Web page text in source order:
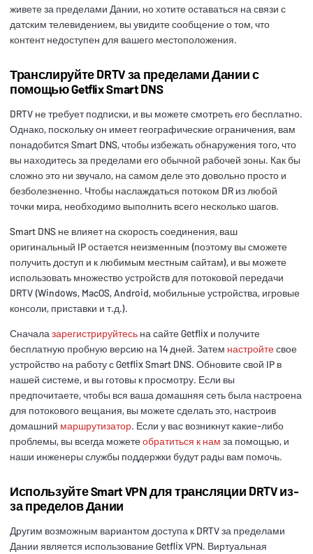
живете за пределами Дании, но хотите оставаться на связи с
датским телевидением, вы увидите сообщение о том, что
контент недоступен для вашего местоположения.
Транслируйте DRTV за пределами Дании с
помощью Getflix Smart DNS
DRTV не требует подписки, и вы можете смотреть его бесплатно.
Однако, поскольку он имеет географические ограничения, вам
понадобится Smart DNS, чтобы избежать обнаружения того, что
вы находитесь за пределами его обычной рабочей зоны. Как бы
сложно это ни звучало, на самом деле это довольно просто и
безболезненно. Чтобы наслаждаться потоком DR из любой
точки мира, необходимо выполнить всего несколько шагов.
Smart DNS не влияет на скорость соединения, ваш
оригинальный IP остается неизменным (поэтому вы сможете
получить доступ и к любимым местным сайтам), и вы можете
использовать множество устройств для потоковой передачи
DRTV (Windows, MacOS, Android, мобильные устройства, игровые
консоли, приставки и т.д.).
Сначала зарегистрируйтесь на сайте Getflix и получите
бесплатную пробную версию на 14 дней. Затем настройтесвое
устройство на работу с Getflix Smart DNS. Обновите свой IP в
нашей системе, и вы готовы к просмотру. Если вы
предпочитаете, чтобы вся ваша домашняя сеть была настроена
для потокового вещания, вы можете сделать это, настроив
домашний маршрутизатор. Если у вас возникнут какие-либо
проблемы, вы всегда можетеобратиться к нам за помощью, и
наши инженеры службы поддержки будут рады вам помочь.
Используйте Smart VPN для трансляции DRTV из-
за пределов Дании
Другим возможным вариантом доступа к DRTV за пределами
Дании является использование Getflix VPN. Виртуальная